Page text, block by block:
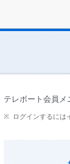
テレボート会員メ
ログインするには